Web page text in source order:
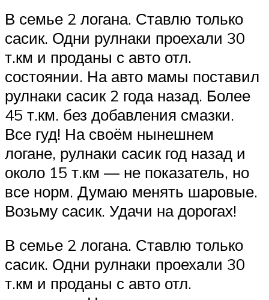
В семье 2 логана. Ставлю только
сасик. Одни рулнаки проехали 30
т.км и проданы с авто отл.
состоянии. На авто мамы поставил
рулнаки сасик 2 года назад. Более
45 т.км. без добавления смазки.
Все гуд! На своём нынешнем
логане, рулнаки сасик год назад и
около 15 т.км — не показатель, но
все норм. Думаю менять шаровые.
Возьму сасик. Удачи на дорогах!
В семье 2 логана. Ставлю только
сасик. Одни рулнаки проехали 30
т.км и проданы с авто отл.